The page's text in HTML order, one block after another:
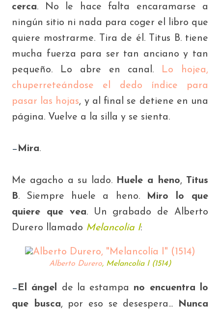
cerca. No le hace falta encaramarse a
ningún sitio ni nada para coger el libro que
quiere mostrarme. Tira de él. Titus B. tiene
mucha fuerza para ser tan anciano y tan
pequeño. Lo abre en canal. Lo hojea,
chuperreteándose el dedo índice para
pasar las hojas, y al final se detiene en una
página. Vuelve a la silla y se sienta.
— Mira.
Me agacho a su lado. Huele a heno, Titus
B. Siempre huele a heno.
Miro lo que
quiere que vea. Un grabado de Alberto
Durero llamado Melancolía I:
Alberto Durero, Melancolía I(1514)
— El ángel de la estampa no encuentra lo
que busca, por eso se desespera... Nunca